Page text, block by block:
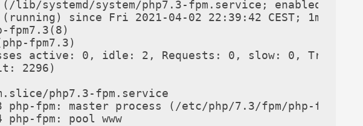
lib/systemd/system/php7.3-fpm.service; enabled;
since Fri 2021-04-02 22:39:42 CEST; 1min 55s
fpm7.3(8)
fpm7.3)
active: 0, idle: 2, Requests: 0, slow: 0, Traffic:
2296)
php7.3-fpm.service
php-fpm: master process (/etc/php/7.3/fpm/php-
php-fpm: pool www